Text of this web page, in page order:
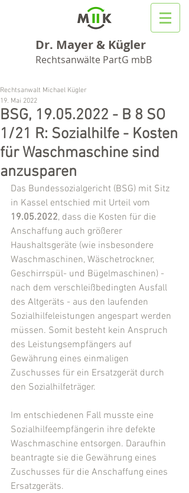
Dr. Mayer & Kügler
Rechtsanwälte PartG mbB
BSG, 19.05.2022 - B 8 SO
1/21 R: Sozialhilfe - Kosten
für Waschmaschine sind
anzusparen
Rechtsanwalt Michael Kügler
19. Mai 2022
Das Bundessozialgericht (BSG) mit Sitz
in Kassel entschied mit Urteil vom
19.05.2022, dass die Kosten für die
Anschaffung auch größerer
Haushaltsgeräte (wie insbesondere
Waschmaschinen, Wäschetrockner,
Geschirrspül- und Bügelmaschinen) -
nach dem verschleißbedingten Ausfall
des Altgeräts - aus den laufenden
Sozialhilfeleistungen angespart werden
müssen. Somit besteht kein Anspruch
des Leistungsempfängers auf
Gewährung eines einmaligen
Zuschusses für ein Ersatzgerät durch
den Sozialhilfeträger.
Im entschiedenen Fall musste eine
Sozialhilfeempfängerin ihre defekte
Waschmaschine entsorgen. Daraufhin
beantragte sie die Gewährung eines
Zuschusses für die Anschaffung eines
Ersatzgeräts.